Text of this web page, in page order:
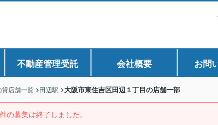
不動産管理受託 会社概要 お問
店舗一覧 田辺駅 大阪市東住吉区田辺１丁目の店舗一部
の募集は終了しました。